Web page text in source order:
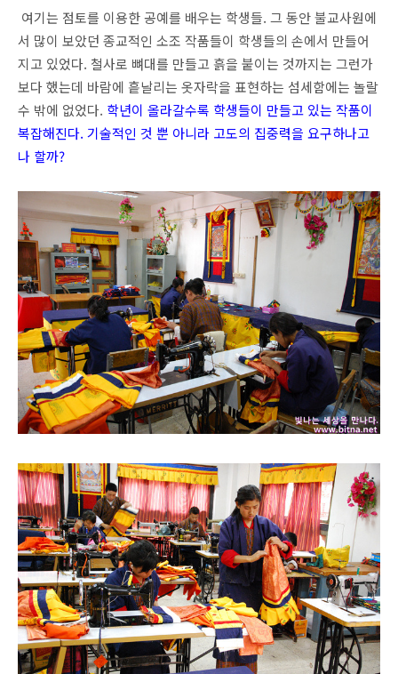
여기는 점토를 이용한 공예를 배우는 학생들. 그 동안 불교사원에
서 많이 보았던 종교적인 소조 작품들이 학생들의 손에서 만들어
지고 있었다. 철사로 뼈대를 만들고 흙을 붙이는 것까지는 그런가
보다 했는데 바람에 흩날리는 옷자락을 표현하는 섬세함에는 놀랄
수 밖에 없었다. 학년이 올라갈수록 학생들이 만들고 있는 작품이
복잡해진다. 기술적인 것 뿐 아니라 고도의 집중력을 요구하나고
나 할까?